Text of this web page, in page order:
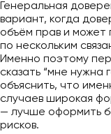
Генеральная
вариант, когда
объём прав и может
по нескольким
Именно поэтому
сказать “мне нужна
объяснить, что
случаев широкая
— лучше оформить
рисков.